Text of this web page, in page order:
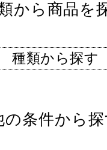
から商品を
種類から探す
の条件から探